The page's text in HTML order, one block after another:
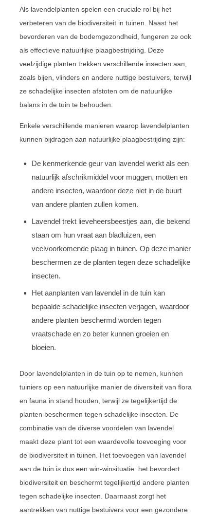
Als lavendelplanten spelen een cruciale rol bij het
verbeteren van de biodiversiteit in tuinen. Naast het
bevorderen van de bodemgezondheid, fungeren ze ook
als effectieve natuurlijke plaagbestrijding. Deze
veelzijdige planten trekken verschillende insecten aan,
zoals bijen, vlinders en andere nuttige bestuivers, terwijl
ze schadelijke insecten afstoten om de natuurlijke
balans in de tuin te behouden.
Enkele verschillende manieren waarop lavendelplanten
kunnen bijdragen aan natuurlijke plaagbestrijding zijn:
De kenmerkende geur van lavendel werkt als een
natuurlijk afschrikmiddel voor muggen, motten en
andere insecten, waardoor deze niet in de buurt
van andere planten zullen komen.
Lavendel trekt lieveheersbeestjes aan, die bekend
staan om hun vraat aan bladluizen, een
veelvoorkomende plaag in tuinen. Op deze manier
beschermen ze de planten tegen deze schadelijke
insecten.
Het aanplanten van lavendel in de tuin kan
bepaalde schadelijke insecten verjagen, waardoor
andere planten beschermd worden tegen
vraatschade en zo beter kunnen groeien en
bloeien.
Door lavendelplanten in de tuin op te nemen, kunnen
tuiniers op een natuurlijke manier de diversiteit van flora
en fauna in stand houden, terwijl ze tegelijkertijd de
planten beschermen tegen schadelijke insecten. De
combinatie van de diverse voordelen van lavendel
maakt deze plant tot een waardevolle toevoeging voor
de biodiversiteit in tuinen. Het toevoegen van lavendel
aan de tuin is dus een win-winsituatie: het bevordert
biodiversiteit en beschermt tegelijkertijd andere planten
tegen schadelijke insecten. Daarnaast zorgt het
aantrekken van nuttige bestuivers voor een gezondere